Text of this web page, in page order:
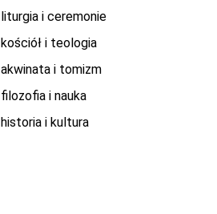
liturgia i ceremonie
kościół i teologia
akwinata i tomizm
filozofia i nauka
historia i kultura